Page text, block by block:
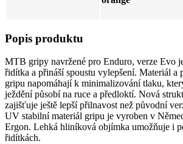
Popis produktu
MTB gripy navržené pro Enduro, verze Evo
řidítka a přináší spoustu vylepšení. Materiál a
gripu napomáhají k minimalizování tlaku,
ježdění působí na ruce a předloktí. Nová
zajišťuje ještě lepší přilnavost než původní
UV stabilní materiál gripu je vyroben v
Ergon. Lehká hliníková objímka umožňuje i
řidítkách.